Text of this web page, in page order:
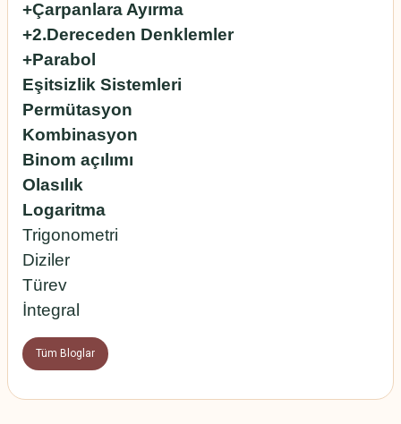
+Çarpanlara Ayırma
+2.Dereceden Denklemler
+Parabol
Eşitsizlik Sistemleri
Permütasyon
Kombinasyon
Binom açılımı
Olasılık
Logaritma
Trigonometri
Diziler
Türev
İntegral
Tüm Bloglar